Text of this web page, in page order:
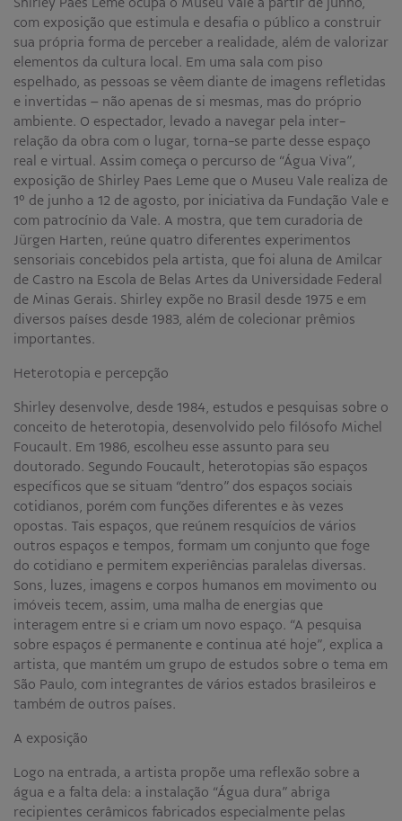
com exposição que estimula e desafia o público a construir
sua própria forma de perceber a realidade, além de valorizar
elementos da cultura local. Em uma sala com piso
espelhado, as pessoas se vêem diante de imagens refletidas
e invertidas – não apenas de si mesmas, mas do próprio
ambiente. O espectador, levado a navegar pela inter-
relação da obra com o lugar, torna-se parte desse espaço
real e virtual. Assim começa o percurso de “Água Viva”,
exposição de Shirley Paes Leme que o Museu Vale realiza de
1º de junho a 12 de agosto, por iniciativa da Fundação Vale e
com patrocínio da Vale. A mostra, que tem curadoria de
Jürgen Harten, reúne quatro diferentes experimentos
sensoriais concebidos pela artista, que foi aluna de Amilcar
de Castro na Escola de Belas Artes da Universidade Federal
de Minas Gerais. Shirley expõe no Brasil desde 1975 e em
diversos países desde 1983, além de colecionar prêmios
importantes.
Heterotopia e percepção
Shirley desenvolve, desde 1984, estudos e pesquisas sobre o
conceito de heterotopia, desenvolvido pelo filósofo Michel
Foucault. Em 1986, escolheu esse assunto para seu
doutorado. Segundo Foucault, heterotopias são espaços
específicos que se situam “dentro” dos espaços sociais
cotidianos, porém com funções diferentes e às vezes
opostas. Tais espaços, que reúnem resquícios de vários
outros espaços e tempos, formam um conjunto que foge
do cotidiano e permitem experiências paralelas diversas.
Sons, luzes, imagens e corpos humanos em movimento ou
imóveis tecem, assim, uma malha de energias que
interagem entre si e criam um novo espaço. “A pesquisa
sobre espaços é permanente e continua até hoje”, explica a
artista, que mantém um grupo de estudos sobre o tema em
São Paulo, com integrantes de vários estados brasileiros e
também de outros países.
A exposição
Logo na entrada, a artista propõe uma reflexão sobre a
água e a falta dela: a instalação “Água dura” abriga
recipientes cerâmicos fabricados especialmente pelas